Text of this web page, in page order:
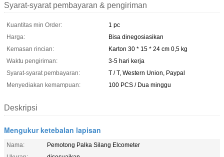
Syarat-syarat pembayaran & pengiriman
Kuantitas min Order:
1 pc
Harga:
Bisa dinegosiasikan
Kemasan rincian:
Karton 30 * 15 * 24 cm 0,5 kg
Waktu pengiriman:
3-5 hari kerja
Syarat-syarat pembayaran:
T / T, Western Union, Paypal
Menyediakan kemampuan:
100 PCS / Dua minggu
Deskripsi
Mengukur ketebalan lapisan
Nama:
Pemotong Palka Silang Elcometer